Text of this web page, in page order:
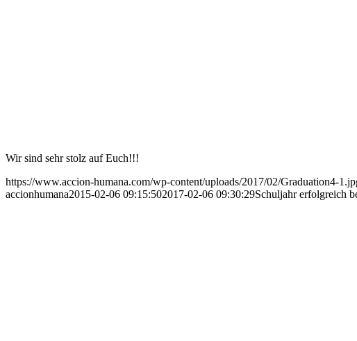
Wir sind sehr stolz auf Euch!!!
https://www.accion-humana.com/wp-content/uploads/2017/02/Graduation4-
accionhumana2015-02-06 09:15:502017-02-06 09:30:29Schuljahr erfolgreich